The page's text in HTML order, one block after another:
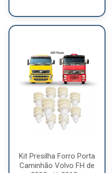
Kit Presilha Forro Porta
Caminhão Volvo FH de